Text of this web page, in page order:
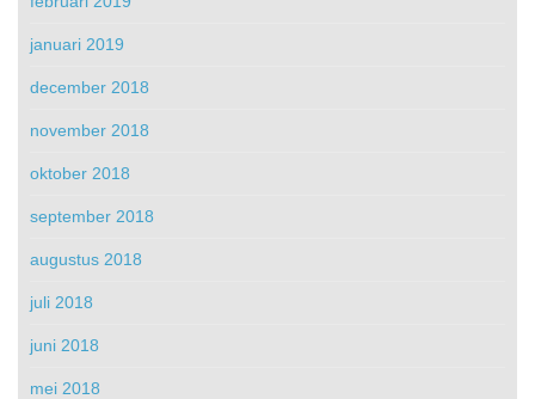
januari 2019
december 2018
november 2018
oktober 2018
september 2018
augustus 2018
juli 2018
juni 2018
mei 2018